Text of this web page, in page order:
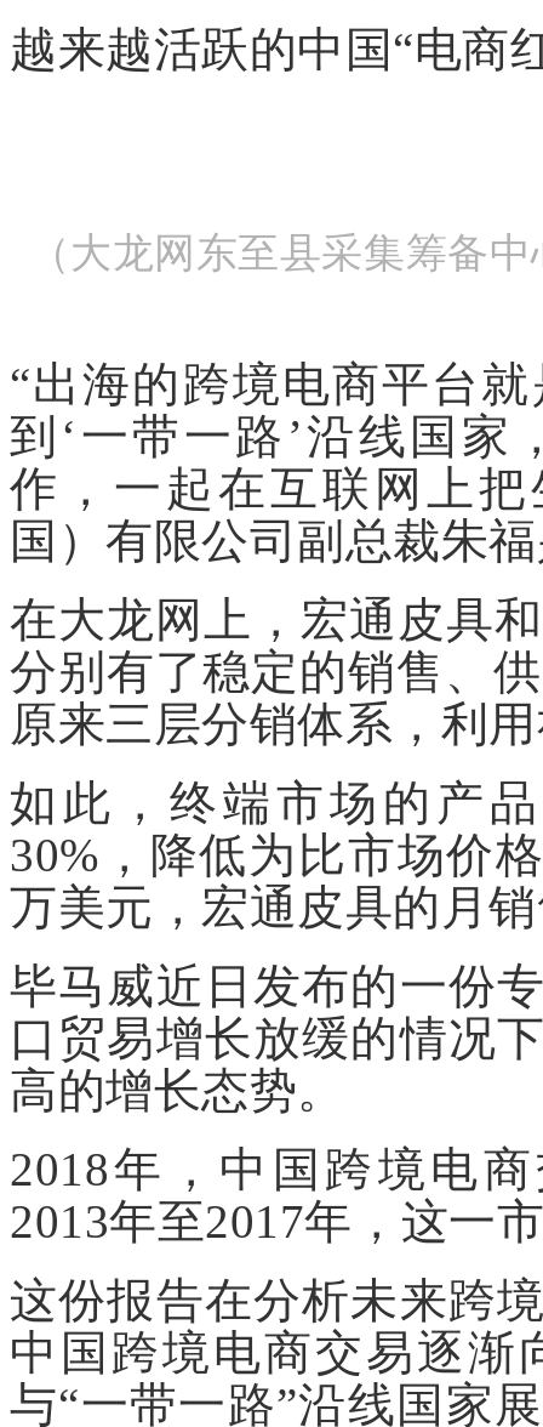
越来越活跃的中国“电商
（大龙网东至县采集筹备
“出海的跨境电商平台
到‘一带一路’沿线国
作，一起在互联网上
国）有限公司副总裁朱
在大龙网上，宏通皮具
分别有了稳定的销售、
原来三层分销体系，利
如此，终端市场的产
30%，降低为比市场价
万美元，宏通皮具的月
毕马威近日发布的一份
口贸易增长放缓的情况
高的增长态势。
2018年，中国跨境电
2013年至2017年，这一
这份报告在分析未来跨
中国跨境电商交易逐渐
与“一带一路”沿线国家